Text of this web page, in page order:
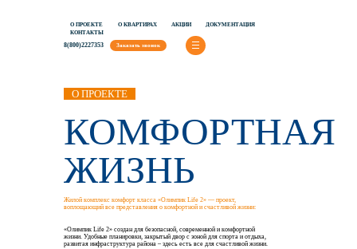
О ПРОЕКТЕ О КВАРТИРАХ АКЦИИ
ДОКУМЕНТАЦИЯ
КОНТАКТЫ
8(800)2227353 Заказать звонок
О ПРОЕКТЕ
КОМФОРТНАЯ
ЖИЗНЬ
Жилой комплекс комфорт класса «Олимпик Life 2» — проект,
воплощающий все представления о комфортной и счастливой жизни:
«Олимпик Life 2» создан для безопасной, современной и комфортной
жизни. Удобные планировки, закрытый двор с зоной для спорта и отдыха,
развитая инфраструктура района – здесь есть все для счастливой жизни.